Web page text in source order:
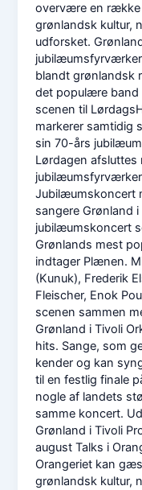
overvære en række
grønlandsk kultur,
udforsket.
blandt grønlandsk
det populære band
scenen til
markerer samtidig
sin 70-års
Lørdagen afsluttes
Jubilæumskoncert
sangere Grønland
jubilæumskoncert
Grønlands mest
indtager Plænen.
(Kunuk), Frederik
Fleischer, Enok
scenen sammen
Grønland i Tivoli
hits. Sange, som
kender og kan
til en festlig finale
nogle af landets
samme koncert.
Grønland i Tivoli
august Talks i
Orangeriet kan
grønlandsk kultur,